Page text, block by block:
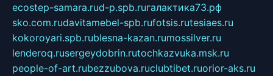
ecostep-samara.rud-p.spb.ruгалактика73.рф
sko.com.rudavitamebel-spb.rufotsis.rutesiaes.ru
kokoroyari.spb.rublesna-kazan.rumossilver.ru
lenderoq.rusergeydobrin.rutochkazvuka.msk.ru
people-of-art.rubezzubova.ruclubtibet.ruorior-aks.ru